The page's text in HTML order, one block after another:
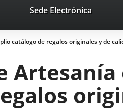
Sede ElectrónicaLink
external
catálogo de regalos originales y de
Artesanía